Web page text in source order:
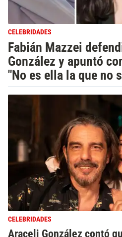
CELEBRIDADES
Fabián Mazzei
González y apuntó
"No es ella la que no
CELEBRIDADES
Araceli González contó